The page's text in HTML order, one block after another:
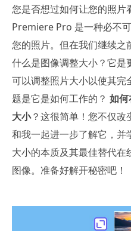
您是否想过如何让您的照片
Premiere Pro 是一种必不
您的照片。但在我们继续之
什么是图像调整大小？它是
可以调整照片大小以使其完
题是它是如何工作的？ 如
大小？这很简单！您不仅改
和我一起进一步了解它，
大小的本质及其最佳替代
图像。准备好解开秘密吧！